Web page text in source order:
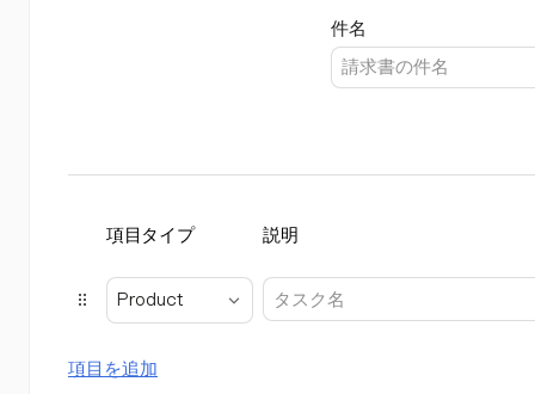
件名
項目タイプ 説明
Product
項目を追加